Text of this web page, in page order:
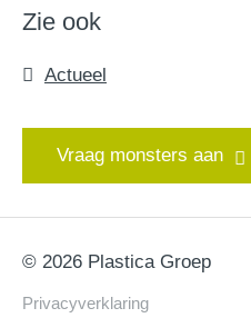
Zie ook
Actueel
Vraag monsters aan
© 2026 Plastica Groep
Privacyverklaring